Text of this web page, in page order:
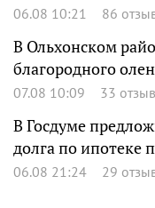
06.08 10:21 86
В Ольхонском
благородного
07.08 10:09 33
В Госдуме
долга по ипотеке
06.08 21:24 29